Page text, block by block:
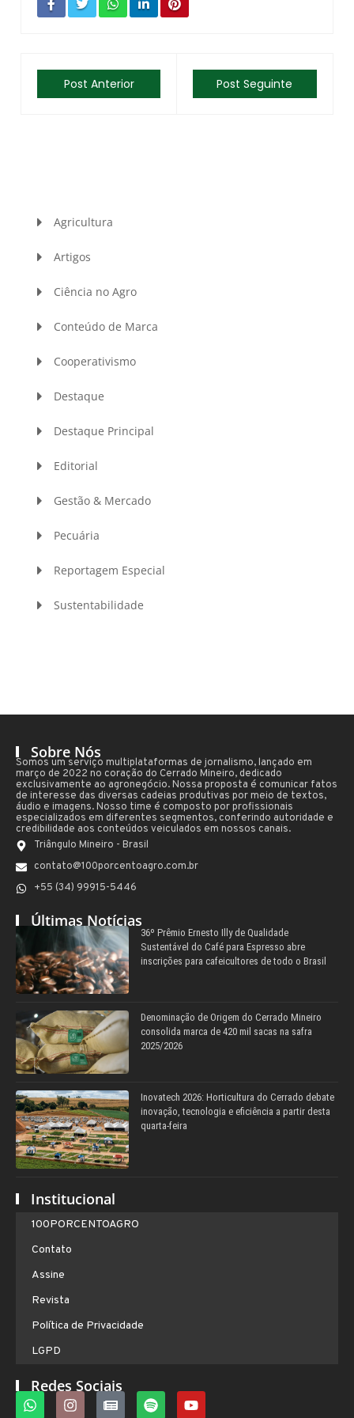
Post Anterior Post Seguinte
Agricultura
Artigos
Ciência no Agro
Conteúdo de Marca
Cooperativismo
Destaque
Destaque Principal
Editorial
Gestão & Mercado
Pecuária
Reportagem Especial
Sustentabilidade
Sobre Nós
Somos um serviço multiplataformas de jornalismo, lançado em
março de 2022 no coração do Cerrado Mineiro, dedicado
exclusivamente ao agronegócio. Nossa proposta é comunicar fatos
de interesse das diversas cadeias produtivas por meio de textos,
áudio e imagens. Nosso time é composto por profissionais
especializados em diferentes segmentos, conferindo autoridade e
credibilidade aos conteúdos veiculados em nossos canais.
Triângulo Mineiro - Brasil
contato@100porcentoagro.com.br
+55 (34) 99915-5446
Últimas Notícias
36º Prêmio Ernesto Illy de Qualidade
Sustentável do Café para Espresso abre
inscrições para cafeicultores de todo o Brasil
Denominação de Origem do Cerrado Mineiro
consolida marca de 420 mil sacas na safra
2025/2026
Inovatech 2026: Horticultura do Cerrado debate
inovação, tecnologia e eficiência a partir desta
quarta-feira
Institucional
100PORCENTOAGRO
Contato
Assine
Revista
Política de Privacidade
LGPD
Redes Sociais